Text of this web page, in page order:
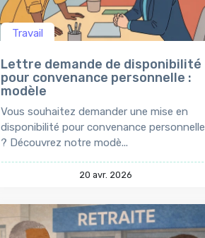
Travail
Lettre demande de disponibilité
pour convenance personnelle :
modèle
Vous souhaitez demander une mise en
disponibilité pour convenance personnelle
? Découvrez notre modè...
20 avr. 2026